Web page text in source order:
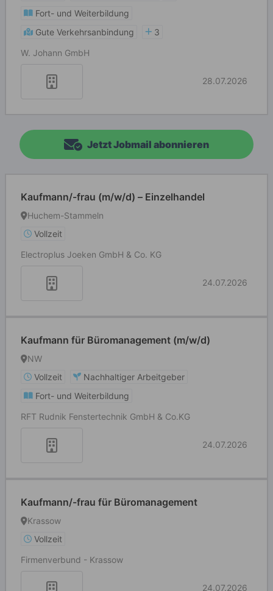
Fort- und Weiterbildung
Gute Verkehrsanbindung
3
W. Johann GmbH
28.07.2026
Jetzt Jobmail abonnieren
Kaufmann/-frau (m/w/d) – Einzelhandel
Huchem-Stammeln
Vollzeit
Electroplus Joeken GmbH & Co. KG
24.07.2026
Kaufmann für Büromanagement (m/w/d)
NW
Vollzeit
Nachhaltiger Arbeitgeber
Fort- und Weiterbildung
RFT Rudnik Fenstertechnik GmbH & Co.KG
24.07.2026
Kaufmann/-frau für Büromanagement
Krassow
Vollzeit
Firmenverbund - Krassow
24.07.2026